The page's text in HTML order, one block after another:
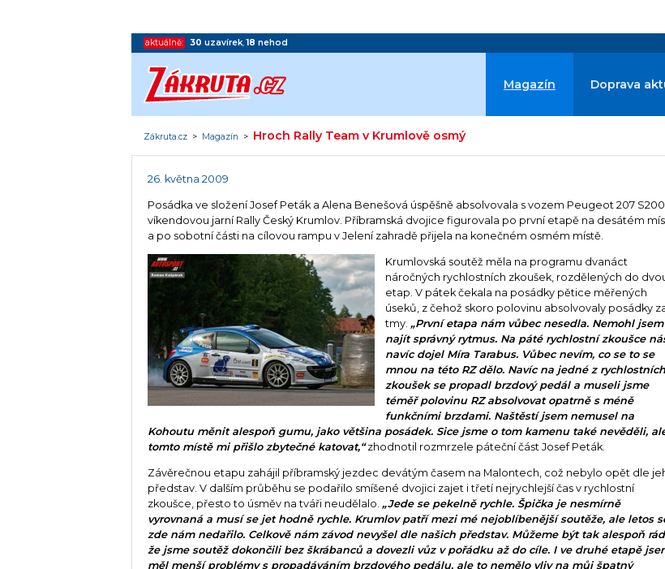
aktuálně: 30 uzavírek,18 nehod
Magazín Doprava
Zákruta.cz > Magazín > Hroch Rally Team v Krumlově osmý
26. května 2009
Posádka ve složení Josef Peták a Alena Benešová úspěšně absolvovala s vozem Peugeot 207
víkendovou jarní Rally Český Krumlov. Příbramská dvojice figurovala po první etapě na desátém
a po sobotní části na cílovou rampu v Jelení zahradě přijela na konečném osmém místě.
Krumlovská soutěž měla na programu dvanáct
náročných rychlostních zkoušek, rozdělených do
etap. V pátek čekala na posádky pětice měřených
úseků, z čehož skoro polovinu absolvovaly posádky
tmy. „První etapa nám vůbec nesedla. Nemohl jsem
najít správný rytmus. Na páté rychlostní zkoušce
navíc dojel Míra Tarabus. Vůbec nevím, co se to se
mnou na této RZ dělo. Navíc na jedné z rychlostních
zkoušek se propadl brzdový pedál a museli jsme
téměř polovinu RZ absolvovat opatrně s méně
funkčními brzdami. Naštěstí jsem nemusel na
Kohoutu měnit alespoň gumu, jako většina posádek. Sice jsme o tom kamenu také nevěděli,
tomto místě mi přišlo zbytečné katovat,“zhodnotil rozmrzele páteční část Josef Peták.
Závěrečnou etapu zahájil příbramský jezdec devátým časem na Malontech, což nebylo opět dle
představ. V dalším průběhu se podařilo smíšené dvojici zajet i třetí nejrychlejší čas v rychlostní
zkoušce, přesto to úsměv na tváři neudělalo. „Jede se pekelně rychle. Špička je nesmírně
vyrovnaná a musí se jet hodně rychle. Krumlov patří mezi mé nejoblíbenější soutěže, ale letos
zde nám nedařilo. Celkově nám závod nevyšel dle našich představ. Můžeme být tak alespoň
že jsme soutěž dokončili bez škrábanců a dovezli vůz v pořádku až do cíle. I ve druhé etapě
měl menší problémy s propadáváním brzdového pedálu, ale to nemělo vliv na můj špatný